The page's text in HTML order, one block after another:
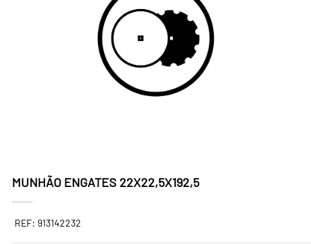
MUNHÃO ENGATES 22X22,5X192,5
REF: 913142232